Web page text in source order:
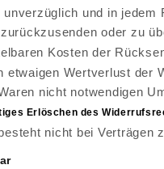
unverzüglich und in
oder zu
Kosten der
etwaigen Wertverlust der
nicht notwendigen
Erlöschen des
nicht bei Verträgen